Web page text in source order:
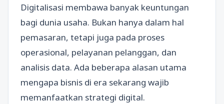
Digitalisasi membawa banyak keuntungan
bagi dunia usaha. Bukan hanya dalam hal
pemasaran, tetapi juga pada proses
operasional, pelayanan pelanggan, dan
analisis data. Ada beberapa alasan utama
mengapa bisnis di era sekarang wajib
memanfaatkan strategi digital.